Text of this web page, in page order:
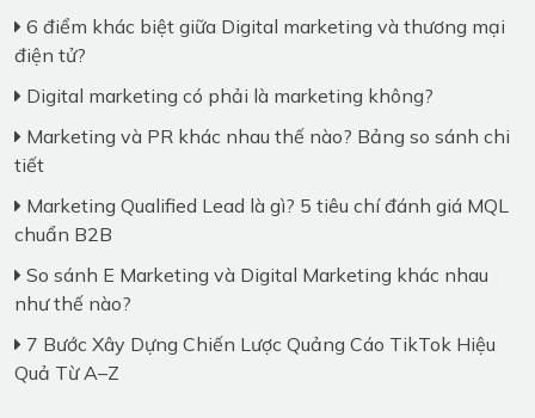
6 điểm khác biệt giữa Digital marketing và thương mại
điện tử?
Digital marketing có phải là marketing không?
Marketing và PR khác nhau thế nào? Bảng so sánh chi
tiết
Marketing Qualified Lead là gì? 5 tiêu chí đánh giá MQL
chuẩn B2B
So sánh E Marketing và Digital Marketing khác nhau
như thế nào?
7 Bước Xây Dựng Chiến Lược Quảng Cáo TikTok Hiệu
Quả Từ A–Z